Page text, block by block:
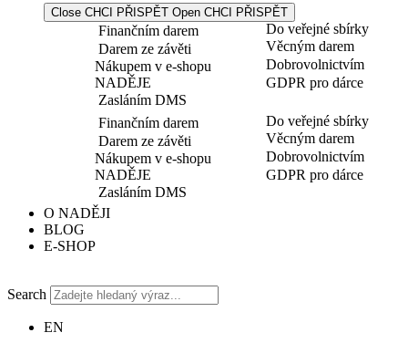
Close CHCI PŘISPĚT Open CHCI PŘISPĚT
Finančním darem
Darem ze závěti
Nákupem v e-shopu
NADĚJE
Zasláním DMS
Do veřejné sbírky
Věcným darem
Dobrovolnictvím
GDPR pro dárce
Finančním darem
Darem ze závěti
Nákupem v e-shopu
NADĚJE
Zasláním DMS
Do veřejné sbírky
Věcným darem
Dobrovolnictvím
GDPR pro dárce
O NADĚJI
BLOG
E-SHOP
Search
EN